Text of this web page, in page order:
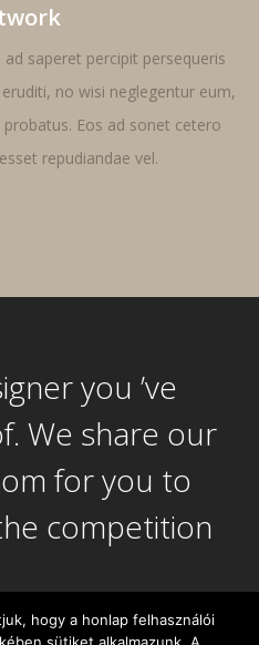
saperet percipit persequeris
no wisi neglegentur eum,
Eos ad sonet cetero
repudiandae vel.
you ’ve
We share our
for you to
competition
hogy a honlap felhasználói